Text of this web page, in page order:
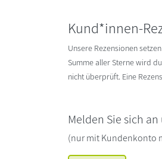
Kund*innen-
Unsere Rezensionen
Summe aller Sterne wird
nicht überprüft. Eine
Melden Sie sich
(nur mit Kundenkonto